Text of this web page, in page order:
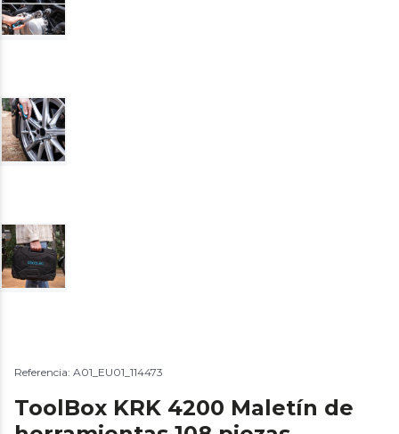
Referencia: A01_EU01_114473
ToolBox KRK 4200 Maletín de